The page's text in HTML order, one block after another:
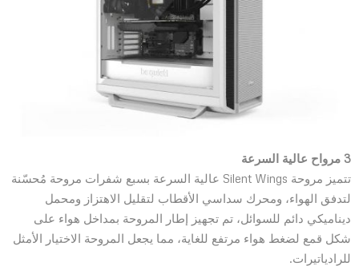
3 مرواح عالية السرعة
تتميز مروحة Silent Wings عالية السرعة بسبع شفرات مروحة مُحسّنة
لتدفق الهواء، ومحرك سداسي الأقطاب لتقليل الاهتزاز ومحمل
ديناميكي دائم للسوائل، تم تجهيز إطار المروحة بمداخل هواء على
شكل قمع لضغط هواء مرتفع للغاية، مما يجعل المروحة الاختيار الأمثل
للرادياتيرات.